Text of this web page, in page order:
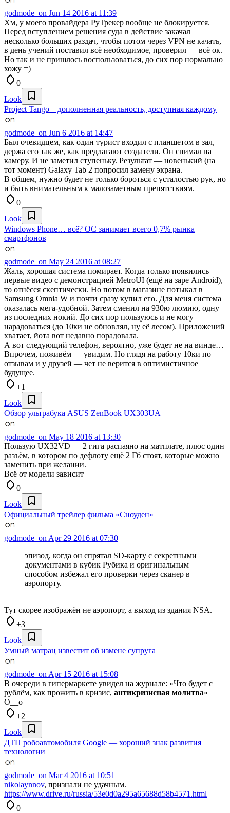
godmode_on Jun 14 2016 at 11:39
Хм, у моего провайдера РуТрекер вообще не блокируется.
Перед вступлением решения суда в действие закачал
несколько больших раздач, чтобы потом через VPN не качать,
в день учений поставил всё необходимое, проверил — всё ок.
Но так и не пришлось воспользоваться, до сих пор нормально
хожу =)
0
Look
Project Tango – дополненная реальность, доступная каждому
godmode_on Jun 6 2016 at 14:47
Был очевидцем, как один турист входил с планшетом в зал,
держа его так же, как предлагают создатели. Он снимал на
камеру. И не заметил ступеньку. Результат — новенький (на
тот момент) Galaxy Tab 2 попросил замену экрана.
В общем, нужно будет не только бороться с усталостью рук, но
и быть внимательным к малозаметным препятствиям.
0
Look
Windows Phone… всё? ОС занимает всего 0,7% рынка
смартфонов
godmode_on May 24 2016 at 08:27
Жаль, хорошая система помирает. Когда только появились
первые видео с демонстрацией MetroUI (ещё на заре Android),
то отнёсся скептически. Но потом в магазине потыкал в
Samsung Omnia W и почти сразу купил его. Для меня система
оказалась мега-удобной. Затем сменил на 930ю люмию, одну
из последних нокий. До сих пор пользуюсь и не могу
нарадоваться (до 10ки не обновлял, ну её лесом). Приложений
хватает, йота вот недавно порадовала.
А вот следующий телефон, вероятно, уже будет не на винде…
Впрочем, поживём — увидим. Но глядя на работу 10ки по
отзывам и у друзей — чет не верится в оптимистичное
будущее.
+1
Look
Обзор ультрабука ASUS ZenBook UX303UA
godmode_on May 18 2016 at 13:30
Пользую UX32VD — 2 гига распаяно на матплате, плюс один
разъём, в котором по дефлоту ещё 2 Гб стоят, которые можно
заменить при желании.
Всё от модели зависит
0
Look
Официальный трейлер фильма «Сноуден»
godmode_on Apr 29 2016 at 07:30
эпизод, когда он спрятал SD-карту с секретными
документами в кубик Рубика и оригинальным
способом избежал его проверки через сканер в
аэропорту.
Тут скорее изображён не аэропорт, а выход из здания NSA.
+3
Look
Умный матрац известит об измене супруга
godmode_on Apr 15 2016 at 15:08
В очереди в гипермаркете увидел на журнале: «Что будет с
рублём, как прожить в кризис, антикризисная молитва»
О__о
+2
Look
ДТП робоавтомобиля Google — хороший знак развития
технологии
godmode_on Mar 4 2016 at 10:51
nikolaynnov, признали не удачным.
https://www.drive.ru/russia/53e0d0a295a65688d58b4571.html
0